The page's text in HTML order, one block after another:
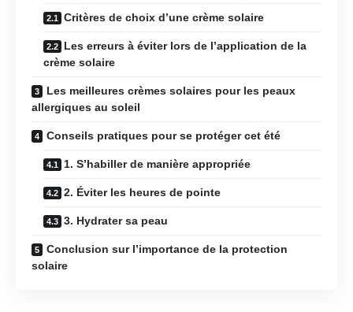
Critères de choix d’une crème solaire
Les erreurs à éviter lors de l’application de la
crème solaire
Les meilleures crèmes solaires pour les peaux
allergiques au soleil
Conseils pratiques pour se protéger cet été
1. S’habiller de manière appropriée
2. Éviter les heures de pointe
3. Hydrater sa peau
Conclusion sur l’importance de la protection
solaire